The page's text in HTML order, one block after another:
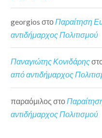
georgios στοΠαραίτηση
αντιδήμαρχος Πολιτισμού
Παναγιώτης Κονιδάρης
από αντιδήμαρχος
παραόμιλος στο
αντιδήμαρχος Πολιτισμού